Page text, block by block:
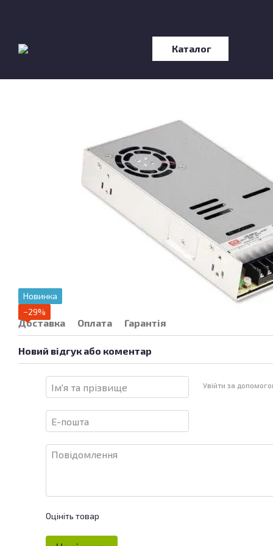
Каталог
Новинка
−29%
Доставка Оплата Гарантія
Новий відгук або коментар
Увійти за
Оцініть товар